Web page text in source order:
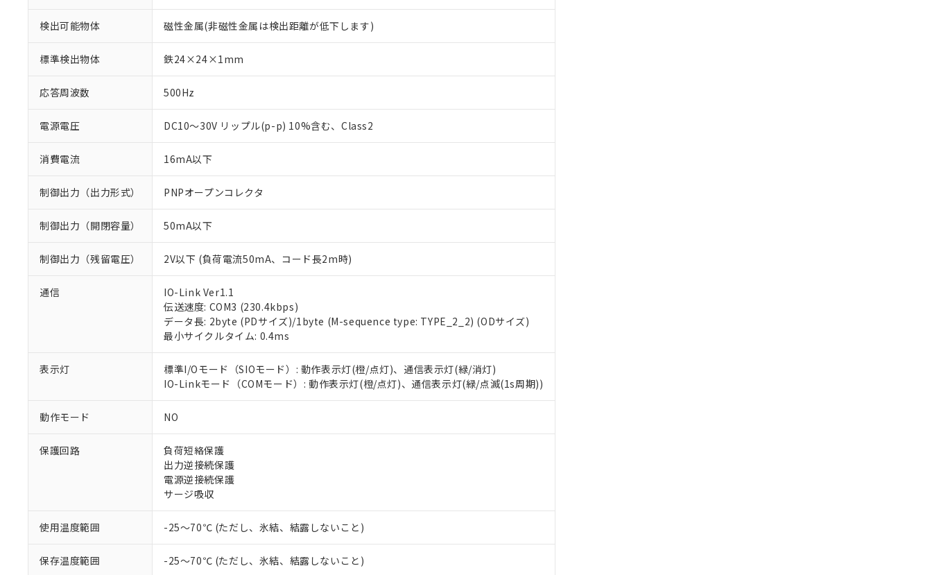
検出可能物体 磁性金属(非磁性金属は検出距離が低下します)
標準検出物体 鉄24×24×1mm
応答周波数 500Hz
電源電圧 DC10～30V リップル(p-p) 10%含む、Class2
消費電流 16mA以下
制御出力（出力形式） PNPオープンコレクタ
制御出力（開閉容量） 50mA以下
制御出力（残留電圧） 2V以下 (負荷電流50mA、コード長2m時)
通信
IO-Link Ver1.1
伝送速度: COM3 (230.4kbps)
データ長: 2byte (PDサイズ)/1byte (M-sequence type: TYPE_2_2) (ODサイズ)
最小サイクルタイム: 0.4ms
表示灯
標準I/Oモード（SIOモード）: 動作表示灯(橙/点灯)、通信表示灯(緑/消灯)
IO-Linkモード（COMモード）: 動作表示灯(橙/点灯)、通信表示灯(緑/点滅(1s周期))
動作モード NO
保護回路
負荷短絡保護
出力逆接続保護
電源逆接続保護
サージ吸収
使用温度範囲 -25～70℃ (ただし、氷結、結露しないこと)
保存温度範囲 -25～70℃ (ただし、氷結、結露しないこと)
ご利用条件
のであり、閲覧された時点での実際の在庫および標準価格とは異なる場合があることをご了承くださ
い。
正式な納期状況および標準価格はお客様のお取引先、またはお客様担当のオムロン制御機器販売店・
オムロン制御機器販売店や当社販売拠点は「
※1 対応状況
対応済み：EU RoHS指令（10物質）の非含有に対応した製品が提供可能な商品です。
対応予定なし：EU RoHS指令（10物質）の非含有に非対応の商品で、対応品を出す予定はありません。
調査・確認中：EU RoHS指令（10物質）の非含有の対応状況を調査中または確認中の商品です。
非該当品：ライセンス料など無形物で、有害物質有無と関係のない商品です。
*EU RoHS指令（10物質）：
鉛(Pb) 1000ppm以下、 水銀(Hg) 1000ppm以下、 カドミウム(Cd) 100ppm以下、
六価クロム(Cr(Ⅵ)) 1000ppm以下、ポリ臭化ビフェニル類(PBB) 1000ppm以下、ポリ臭化ジフェニルエーテル類(PBDE) 1000ppm以下、
フタル酸ビス(2-エチルヘキシル) (DEHP)(別名：DOP) 1000ppm以下、フタル酸ブチルベンジル（BBP） 1000ppm以下、フタル酸ジブチ
フタル酸エステル類の４物質については閾値を超える意図的な使用がないことを確認しています。
※2 対応予定月
※1 中国RoHS○×表
「○」：最大均質材料含有率が中国RoHSの基準値以下であることを示します。
「×」：最大均質材料含有率が中国RoHSの基準値を超えていることを示します。
「－」：未確認です。当社販売部門へお問い合わせください。
Cr(Ⅵ)(六価クロム) : 1000ppm、 PBBs(ポリ臭化ビフェニル類) : 1000ppm、 PBDEs(ポリ臭化ジフェニルエーテル類) : 1000ppm、
DEHP(フタル酸ビス(2-エチルヘキシル)) : 1000ppm
ます。
当社は貴社製品を、核兵器、ミサイル、化学兵器、生物兵器またはその他武器並びにこれらの製造装
当社は、貴社製品を第三者に販売する場合は、上記1、2および3の内容を当該第三者に通知します。
また当社は、販売先および販売に係わる関係者が違法に輸出するおそれがある場合は、取り引きをい
一定数以上の在庫あり
一定数には満たないが在庫あり